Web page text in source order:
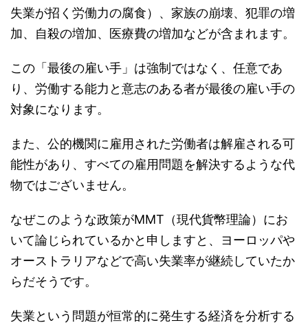
失業が招く労働力の腐食）、家族の崩壊、犯罪の増
加、自殺の増加、医療費の増加などが含まれます。
この「最後の雇い手」は強制ではなく、任意であ
り、労働する能力と意志のある者が最後の雇い手の
対象になります。
また、公的機関に雇用された労働者は解雇される可
能性があり、すべての雇用問題を解決するような代
物ではございません。
なぜこのような政策がMMT（現代貨幣理論）にお
いて論じられているかと申しますと、ヨーロッパや
オーストラリアなどで高い失業率が継続していたか
らだそうです。
失業という問題が恒常的に発生する経済を分析する